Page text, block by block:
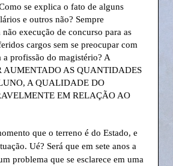
se explica o fato de alguns
e outros não? Sempre
execução de concurso para as
cargos sem se preocupar com
a profissão do magistério? A
AUMENTADO AS QUANTIDADES
A QUALIDADE DO
EM RELAÇÃO AO
que o terreno é do Estado, e
Ué? Será que em sete anos a
problema que se esclarece em uma